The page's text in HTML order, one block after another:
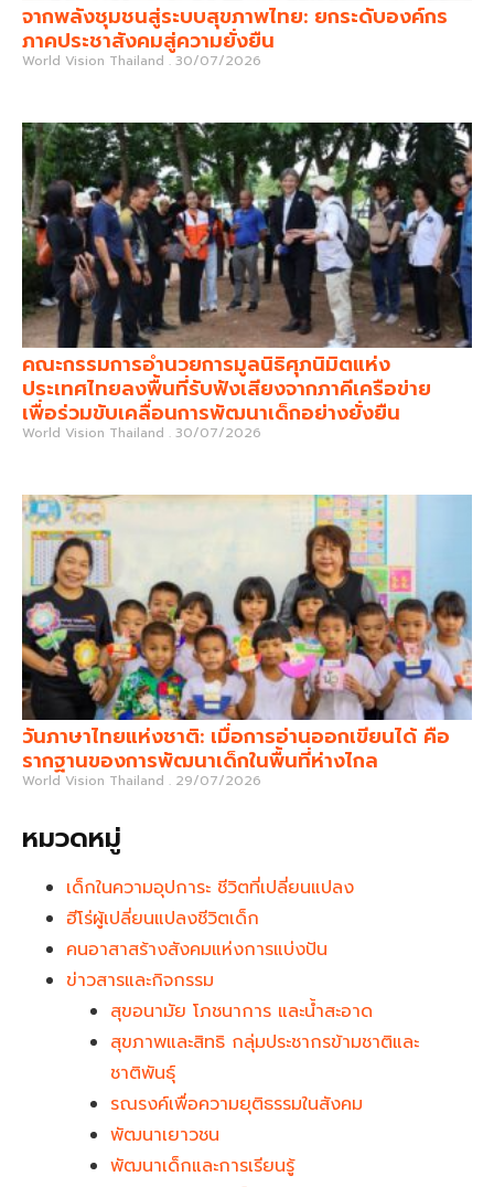
จากพลังชุมชนสู่ระบบสุขภาพไทย: ยกระดับองค์กร
ภาคประชาสังคมสู่ความยั่งยืน
World Vision Thailand 30/07/2026
คณะกรรมการอำนวยการมูลนิธิศุภนิมิตแห่ง
ประเทศไทยลงพื้นที่รับฟังเสียงจากภาคีเครือข่าย
เพื่อร่วมขับเคลื่อนการพัฒนาเด็กอย่างยั่งยืน
World Vision Thailand 30/07/2026
วันภาษาไทยแห่งชาติ: เมื่อการอ่านออกเขียนได้ คือ
รากฐานของการพัฒนาเด็กในพื้นที่ห่างไกล
World Vision Thailand 29/07/2026
หมวดหมู่
เด็กในความอุปการะ ชีวิตที่เปลี่ยนแปลง
ฮีโร่ผู้เปลี่ยนแปลงชีวิตเด็ก
คนอาสาสร้างสังคมแห่งการแบ่งปัน
ข่าวสารและกิจกรรม
สุขอนามัย โภชนาการ และน้ำสะอาด
สุขภาพและสิทธิ กลุ่มประชากรข้ามชาติและ
ชาติพันธุ์
รณรงค์เพื่อความยุติธรรมในสังคม
พัฒนาเยาวชน
พัฒนาเด็กและการเรียนรู้